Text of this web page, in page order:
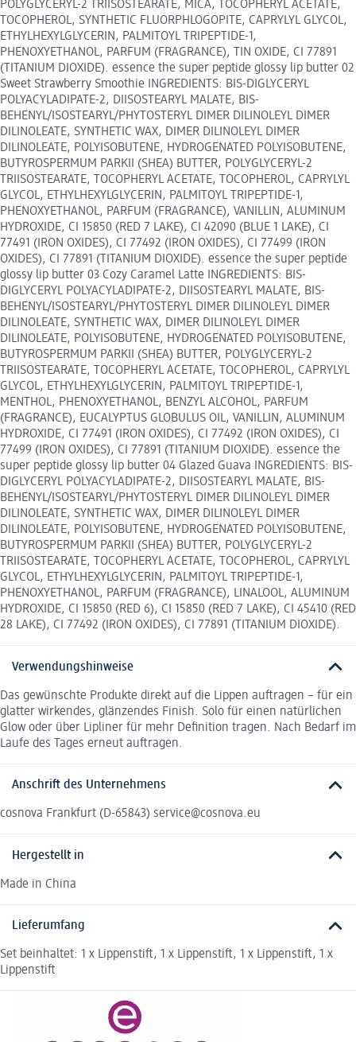
POLYGLYCERYL-2 TRIISOSTEARATE, MICA, TOCOPHERYL ACETATE,
TOCOPHEROL, SYNTHETIC FLUORPHLOGOPITE, CAPRYLYL GLYCOL,
ETHYLHEXYLGLYCERIN, PALMITOYL TRIPEPTIDE-1,
PHENOXYETHANOL, PARFUM (FRAGRANCE), TIN OXIDE, CI 77891
(TITANIUM DIOXIDE). essence the super peptide glossy lip butter 02
Sweet Strawberry Smoothie INGREDIENTS: BIS-DIGLYCERYL
POLYACYLADIPATE-2, DIISOSTEARYL MALATE, BIS-
BEHENYL/ISOSTEARYL/PHYTOSTERYL DIMER DILINOLEYL DIMER
DILINOLEATE, SYNTHETIC WAX, DIMER DILINOLEYL DIMER
DILINOLEATE, POLYISOBUTENE, HYDROGENATED POLYISOBUTENE,
BUTYROSPERMUM PARKII (SHEA) BUTTER, POLYGLYCERYL-2
TRIISOSTEARATE, TOCOPHERYL ACETATE, TOCOPHEROL, CAPRYLYL
GLYCOL, ETHYLHEXYLGLYCERIN, PALMITOYL TRIPEPTIDE-1,
PHENOXYETHANOL, PARFUM (FRAGRANCE), VANILLIN, ALUMINUM
HYDROXIDE, CI 15850 (RED 7 LAKE), CI 42090 (BLUE 1 LAKE), CI
77491 (IRON OXIDES), CI 77492 (IRON OXIDES), CI 77499 (IRON
OXIDES), CI 77891 (TITANIUM DIOXIDE). essence the super peptide
glossy lip butter 03 Cozy Caramel Latte INGREDIENTS: BIS-
DIGLYCERYL POLYACYLADIPATE-2, DIISOSTEARYL MALATE, BIS-
BEHENYL/ISOSTEARYL/PHYTOSTERYL DIMER DILINOLEYL DIMER
DILINOLEATE, SYNTHETIC WAX, DIMER DILINOLEYL DIMER
DILINOLEATE, POLYISOBUTENE, HYDROGENATED POLYISOBUTENE,
BUTYROSPERMUM PARKII (SHEA) BUTTER, POLYGLYCERYL-2
TRIISOSTEARATE, TOCOPHERYL ACETATE, TOCOPHEROL, CAPRYLYL
GLYCOL, ETHYLHEXYLGLYCERIN, PALMITOYL TRIPEPTIDE-1,
MENTHOL, PHENOXYETHANOL, BENZYL ALCOHOL, PARFUM
(FRAGRANCE), EUCALYPTUS GLOBULUS OIL, VANILLIN, ALUMINUM
HYDROXIDE, CI 77491 (IRON OXIDES), CI 77492 (IRON OXIDES), CI
77499 (IRON OXIDES), CI 77891 (TITANIUM DIOXIDE). essence the
super peptide glossy lip butter 04 Glazed Guava INGREDIENTS: BIS-
DIGLYCERYL POLYACYLADIPATE-2, DIISOSTEARYL MALATE, BIS-
BEHENYL/ISOSTEARYL/PHYTOSTERYL DIMER DILINOLEYL DIMER
DILINOLEATE, SYNTHETIC WAX, DIMER DILINOLEYL DIMER
DILINOLEATE, POLYISOBUTENE, HYDROGENATED POLYISOBUTENE,
BUTYROSPERMUM PARKII (SHEA) BUTTER, POLYGLYCERYL-2
TRIISOSTEARATE, TOCOPHERYL ACETATE, TOCOPHEROL, CAPRYLYL
GLYCOL, ETHYLHEXYLGLYCERIN, PALMITOYL TRIPEPTIDE-1,
PHENOXYETHANOL, PARFUM (FRAGRANCE), LINALOOL, ALUMINUM
HYDROXIDE, CI 15850 (RED 6), CI 15850 (RED 7 LAKE), CI 45410 (RED
28 LAKE), CI 77492 (IRON OXIDES), CI 77891 (TITANIUM DIOXIDE).
Verwendungshinweise
Das gewünschte Produkte direkt auf die Lippen auftragen – für ein
glatter wirkendes, glänzendes Finish. Solo für einen natürlichen
Glow oder über Lipliner für mehr Definition tragen. Nach Bedarf im
Laufe des Tages erneut auftragen.
Anschrift des Unternehmens
cosnova Frankfurt (D-65843) service@cosnova.eu
Hergestellt in
Made in China
Lieferumfang
Set beinhaltet: 1 x Lippenstift, 1 x Lippenstift, 1 x Lippenstift, 1 x
Lippenstift